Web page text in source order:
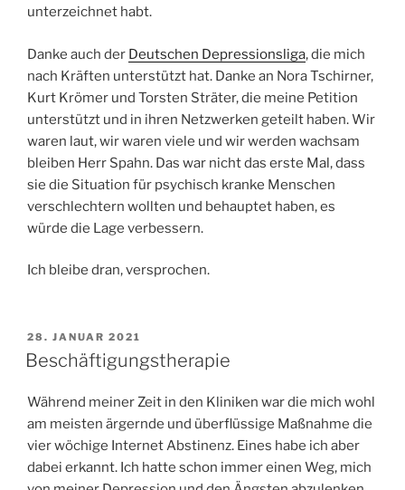
unterzeichnet habt.
Danke auch der Deutschen Depressionsliga, die mich
nach Kräften unterstützt hat. Danke an Nora Tschirner,
Kurt Krömer und Torsten Sträter, die meine Petition
unterstützt und in ihren Netzwerken geteilt haben. Wir
waren laut, wir waren viele und wir werden wachsam
bleiben Herr Spahn. Das war nicht das erste Mal, dass
sie die Situation für psychisch kranke Menschen
verschlechtern wollten und behauptet haben, es
würde die Lage verbessern.
Ich bleibe dran, versprochen.
VERÖFFENTLICHT
AM
28. JANUAR 2021
Beschäftigungstherapie
Während meiner Zeit in den Kliniken war die mich wohl
am meisten ärgernde und überflüssige Maßnahme die
vier wöchige Internet Abstinenz. Eines habe ich aber
dabei erkannt. Ich hatte schon immer einen Weg, mich